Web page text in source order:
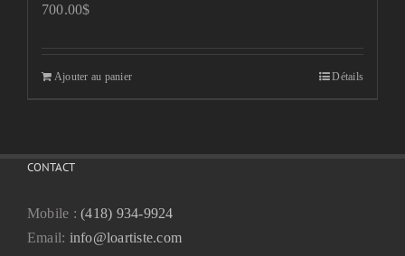
700.00$
Ajouter au panier Détails
CONTACT
Mobile :(418) 934-9924
Email: info@loartiste.com